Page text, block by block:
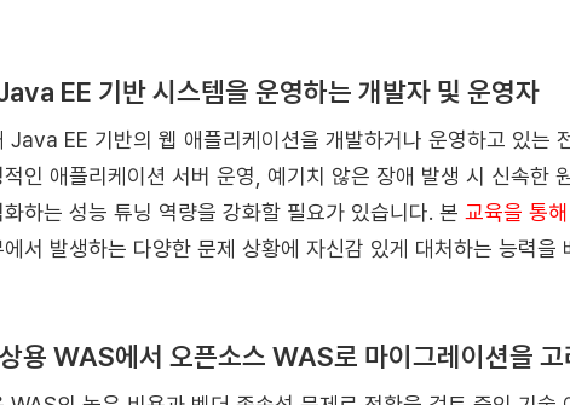
EE 기반 시스템을 운영하는 개발자 및 운영자
Java EE 기반의 웹 애플리케이션을 개발하거나 운영하고 있는
적인 애플리케이션 서버 운영, 예기치 않은 장애 발생 시 신속한
화하는 성능 튜닝 역량을 강화할 필요가 있습니다. 본 교육을 통
에서 발생하는 다양한 문제 상황에 자신감 있게 대처하는 능력을
용 WAS에서 오픈소스 WAS로 마이그레이션을 고